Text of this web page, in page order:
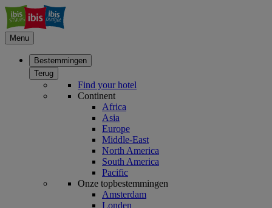
Menu
Bestemmingen
Terug
Find your hotel
Continent
Africa
Asia
Europe
Middle-East
North America
South America
Pacific
Onze topbestemmingen
Amsterdam
Londen